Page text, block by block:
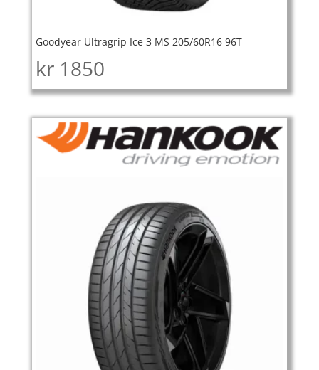
Goodyear Ultragrip Ice 3 MS 205/60R16 96T
kr 1850